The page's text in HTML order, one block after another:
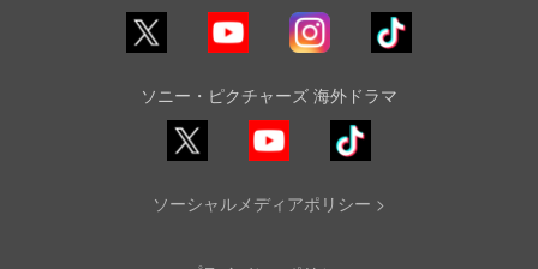
YouTube Instagram
TikTok
ソニー・ピクチャーズ 海外ドラマ
YouTube
TikTok
ソーシャルメディアポリシー >